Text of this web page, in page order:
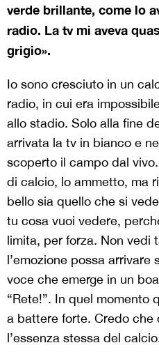
verde brillante, come lo
radio. La tv mi aveva
grigio».
Io sono cresciuto in un
radio, in cui era
allo stadio. Solo alla fine
arrivata la tv in bianco e
scoperto il campo dal
di calcio, lo ammetto, ma
bello sia quello che si
tu cosa vuoi vedere,
limita, per forza. Non vedi
l’emozione possa
voce che emerge in un
“Rete!”. In quel momento
a battere forte. Credo che
l’essenza stessa del